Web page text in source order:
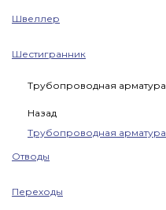
Швеллер
Шестигранник
Трубопроводная арматура
Назад
Трубопроводная арматура
Отводы
Переходы